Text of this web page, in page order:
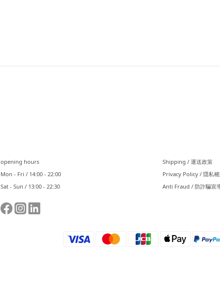
opening hours
Mon - Fri / 14:00 - 22:00
Sat - Sun / 13:00 - 22:30
Shipping / 運送政策
Privacy Policy / 隱私
Anti Fraud / 防詐騙宣